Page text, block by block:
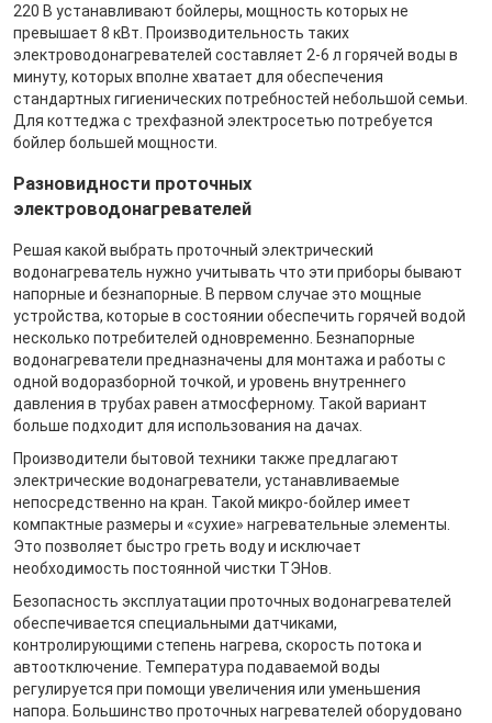
220 В устанавливают бойлеры, мощность которых не
превышает 8 кВт. Производительность таких
электроводонагревателей составляет 2-6 л горячей воды в
минуту, которых вполне хватает для обеспечения
стандартных гигиенических потребностей небольшой семьи.
Для коттеджа с трехфазной электросетью потребуется
бойлер большей мощности.
Разновидности проточных
электроводонагревателей
Решая какой выбрать проточный электрический
водонагреватель нужно учитывать что эти приборы бывают
напорные и безнапорные. В первом случае это мощные
устройства, которые в состоянии обеспечить горячей водой
несколько потребителей одновременно. Безнапорные
водонагреватели предназначены для монтажа и работы с
одной водоразборной точкой, и уровень внутреннего
давления в трубах равен атмосферному. Такой вариант
больше подходит для использования на дачах.
Производители бытовой техники также предлагают
электрические водонагреватели, устанавливаемые
непосредственно на кран. Такой микро-бойлер имеет
компактные размеры и «сухие» нагревательные элементы.
Это позволяет быстро греть воду и исключает
необходимость постоянной чистки ТЭНов.
Безопасность эксплуатации проточных водонагревателей
обеспечивается специальными датчиками,
контролирующими степень нагрева, скорость потока и
автоотключение. Температура подаваемой воды
регулируется при помощи увеличения или уменьшения
напора. Большинство проточных нагревателей оборудовано